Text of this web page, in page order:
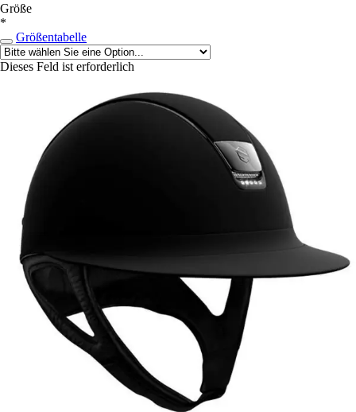
Größe
*
Größentabelle
Dieses Feld ist erforderlich